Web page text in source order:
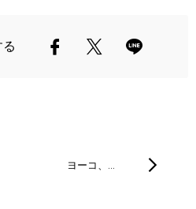
ヨーコ、…